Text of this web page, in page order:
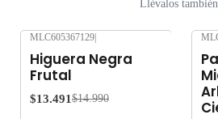
Llévalos
MLC605367129|
Higuera Negra
Frutal
$13.491 $14.990